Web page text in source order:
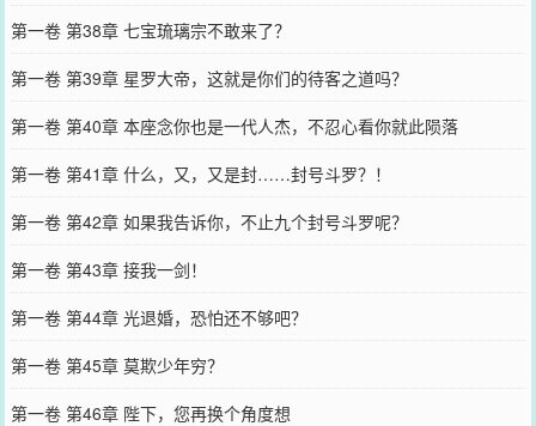
第一卷 第38章 七宝琉璃宗不敢来了？
第一卷 第39章 星罗大帝，这就是你们的待客之道吗？
第一卷 第40章 本座念你也是一代人杰，不忍心看你就此陨落
第一卷 第41章 什么，又，又是封……封号斗罗？！
第一卷 第42章 如果我告诉你，不止九个封号斗罗呢？
第一卷 第43章 接我一剑！
第一卷 第44章 光退婚，恐怕还不够吧？
第一卷 第45章 莫欺少年穷？
第一卷 第46章 陛下，您再换个角度想